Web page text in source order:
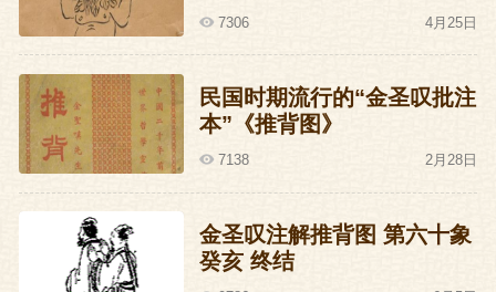
7306 4月25日
民国时期流行的“金圣叹批注
本”《推背图》
7138 2月28日
金圣叹注解推背图 第六十象
癸亥 终结